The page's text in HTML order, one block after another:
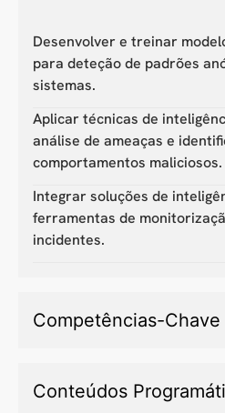
Desenvolver e treinar
para deteção de padrões
sistemas.
Aplicar técnicas de
análise de ameaças e
comportamentos maliciosos.
Integrar soluções de
ferramentas de
incidentes.
Competências-Chave
Conteúdos